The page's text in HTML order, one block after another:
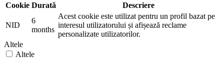
Cookie Durată Descriere
NID
6
months
Acest cookie este utilizat pentru un profil bazat pe
interesul utilizatorului și afișează reclame
personalizate utilizatorilor.
Altele
Altele